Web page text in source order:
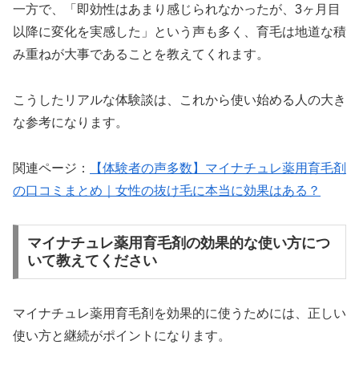
一方で、「即効性はあまり感じられなかったが、3ヶ月目
以降に変化を実感した」という声も多く、育毛は地道な積
み重ねが大事であることを教えてくれます。
こうしたリアルな体験談は、これから使い始める人の大き
な参考になります。
関連ページ：
【体験者の声多数】マイナチュレ薬用育毛剤
の口コミまとめ｜女性の抜け毛に本当に効果はある？
マイナチュレ薬用育毛剤の効果的な使い方につ
いて教えてください
マイナチュレ薬用育毛剤を効果的に使うためには、正しい
使い方と継続がポイントになります。